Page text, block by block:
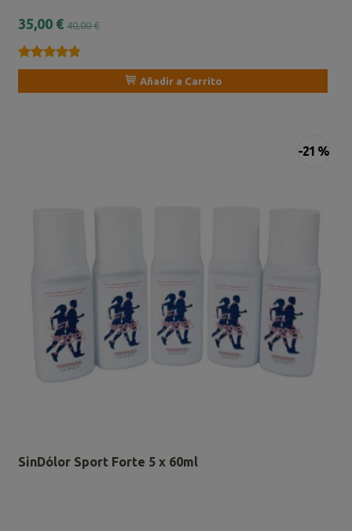
35,00 €40,00 €
★★★★★
★★★★★
Añadir a Carrito
-21 %
SinDólor Sport Forte 5 x 60ml